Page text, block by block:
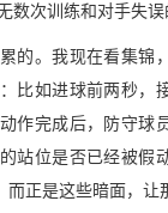
数次训练和对手失误
的。我现在看集锦
比如进球前两秒，
作完成后，防守球
站位是否已经被假
而正是这些暗面，